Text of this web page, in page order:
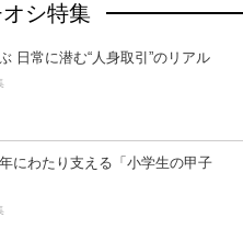
シ特集
日常に潜む“人身取引”のリアル
にわたり支える「小学生の甲子